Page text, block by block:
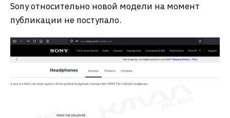
Sony относительно новой модели на момент
публикации не поступало.